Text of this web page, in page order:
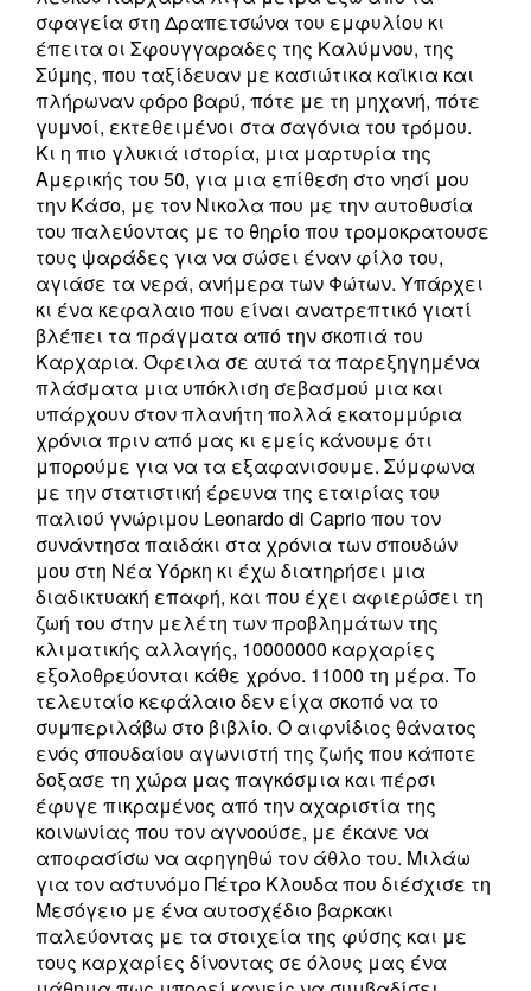
σφαγεία στη Δραπετσώνα του εμφυλίου κι
έπειτα οι Σφουγγαραδες της Καλύμνου, της
Σύμης, που ταξίδευαν με κασιώτικα καϊκια και
πλήρωναν φόρο βαρύ, πότε με τη μηχανή, πότε
γυμνοί, εκτεθειμένοι στα σαγόνια του τρόμου.
Κι η πιο γλυκιά ιστορία, μια μαρτυρία της
Αμερικής του 50, για μια επίθεση στο νησί μου
την Κάσο, με τον Νικολα που με την αυτοθυσία
του παλεύοντας με το θηρίο που τρομοκρατουσε
τους ψαράδες για να σώσει έναν φίλο του,
αγιάσε τα νερά, ανήμερα των Φώτων. Υπάρχει
κι ένα κεφαλαιο που είναι ανατρεπτικό γιατί
βλέπει τα πράγματα από την σκοπιά του
Καρχαρια. Όφειλα σε αυτά τα παρεξηγημένα
πλάσματα μια υπόκλιση σεβασμού μια και
υπάρχουν στον πλανήτη πολλά εκατομμύρια
χρόνια πριν από μας κι εμείς κάνουμε ότι
μπορούμε για να τα εξαφανισουμε. Σύμφωνα
με την στατιστική έρευνα της εταιρίας του
παλιού γνώριμου Leonardo di Caprio που τον
συνάντησα παιδάκι στα χρόνια των σπουδών
μου στη Νέα Υόρκη κι έχω διατηρήσει μια
διαδικτυακή επαφή, και που έχει αφιερώσει τη
ζωή του στην μελέτη των προβλημάτων της
κλιματικής αλλαγής, 10000000 καρχαρίες
εξολοθρεύονται κάθε χρόνο. 11000 τη μέρα. Το
τελευταίο κεφάλαιο δεν είχα σκοπό να το
συμπεριλάβω στο βιβλίο. Ο αιφνίδιος θάνατος
ενός σπουδαίου αγωνιστή της ζωής που κάποτε
δοξασε τη χώρα μας παγκόσμια και πέρσι
έφυγε πικραμένος από την αχαριστία της
κοινωνίας που τον αγνοούσε, με έκανε να
αποφασίσω να αφηγηθώ τον άθλο του. Μιλάω
για τον αστυνόμο Πέτρο Κλουδα που διέσχισε τη
Μεσόγειο με ένα αυτοσχέδιο βαρκακι
παλεύοντας με τα στοιχεία της φύσης και με
τους καρχαρίες δίνοντας σε όλους μας ένα